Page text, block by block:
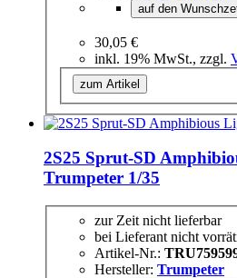
auf den
30,05 €
inkl. 19% MwSt., zzgl.
zum Artikel
2S25 Sprut-SD
Trumpeter 1/35
zur Zeit nicht lieferbar
bei Lieferant nicht
Artikel-Nr.:
Hersteller: Trumpeter